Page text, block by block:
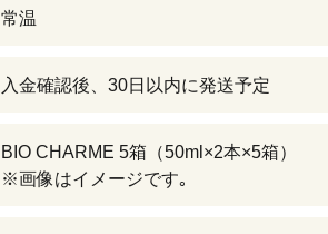
常温
入金確認後、30日以内に発送予定
BIO CHARME 5箱（50ml×2本×5箱）
※画像はイメージです｡